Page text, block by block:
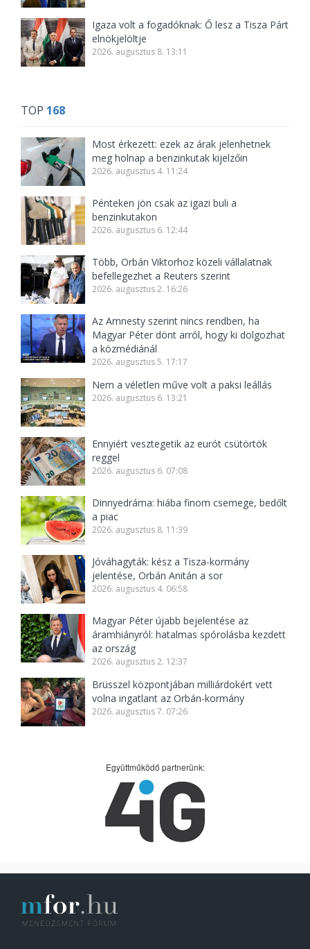
Igaza volt a fogadóknak: Ő lesz a Tisza Párt
elnökjelöltje
2026. augusztus 8. 13:11
TOP 168
Most érkezett: ezek az árak jelenhetnek
meg holnap a benzinkutak kijelzőin
2026. augusztus 4. 11:24
Pénteken jön csak az igazi buli a
benzinkutakon
2026. augusztus 6. 12:44
Több, Orbán Viktorhoz közeli vállalatnak
befellegezhet a Reuters szerint
2026. augusztus 2. 16:26
Az Amnesty szerint nincs rendben, ha
Magyar Péter dönt arról, hogy ki dolgozhat
a közmédiánál
2026. augusztus 5. 17:17
Nem a véletlen műve volt a paksi leállás
2026. augusztus 6. 13:21
Ennyiért vesztegetik az eurót csütörtök
reggel
2026. augusztus 6. 07:08
Dinnyedráma: hiába finom csemege, bedőlt
a piac
2026. augusztus 8. 11:39
Jóváhagyták: kész a Tisza-kormány
jelentése, Orbán Anitán a sor
2026. augusztus 4. 06:58
Magyar Péter újabb bejelentése az
áramhiányról: hatalmas spórolásba kezdett
az ország
2026. augusztus 2. 12:37
Brüsszel központjában milliárdokért vett
volna ingatlant az Orbán-kormány
2026. augusztus 7. 07:26
Együttműködő partnerünk: